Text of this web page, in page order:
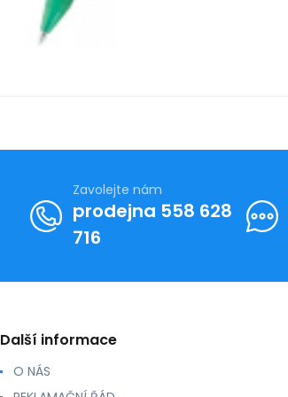
Zavolejte nám
prodejna 558 628
716
Další informace
O NÁS